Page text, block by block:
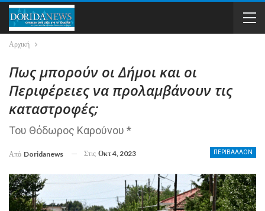
Αρχική
Πως μπορούν οι Δήμοι και οι
Περιφέρειες να προλαμβάνουν τις
καταστροφές;
Του Θόδωρος Καρούνου *
ΠΕΡΙΒΑΛΛΟΝ
Από Doridanews Στις Οκτ 4, 2023